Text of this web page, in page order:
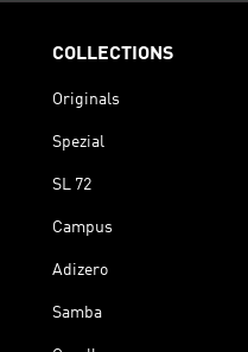
COLLECTIONS
Originals
Spezial
SL 72
Campus
Adizero
Samba